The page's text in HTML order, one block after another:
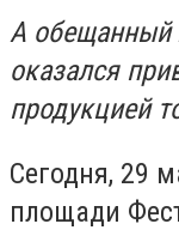
А обещанный
оказался
продукцией
Сегодня, 29
площади